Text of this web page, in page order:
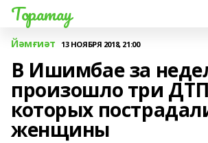
Торатау
Йәмғиәт 13 НОЯБРЯ 2018, 21:00
В Ишимбае за
произошло три
которых
женщины